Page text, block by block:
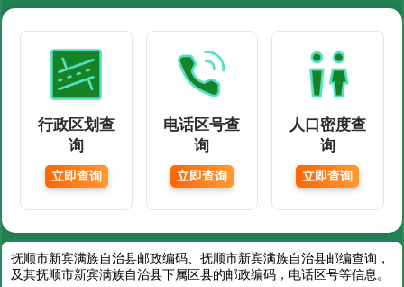
行政区划查
询
立即查询
电话区号查
询
立即查询
人口密度查
询
立即查询
抚顺市新宾满族自治县邮政编码、抚顺市新宾满族自治县邮编查询，
及其抚顺市新宾满族自治县下属区县的邮政编码，电话区号等信息。